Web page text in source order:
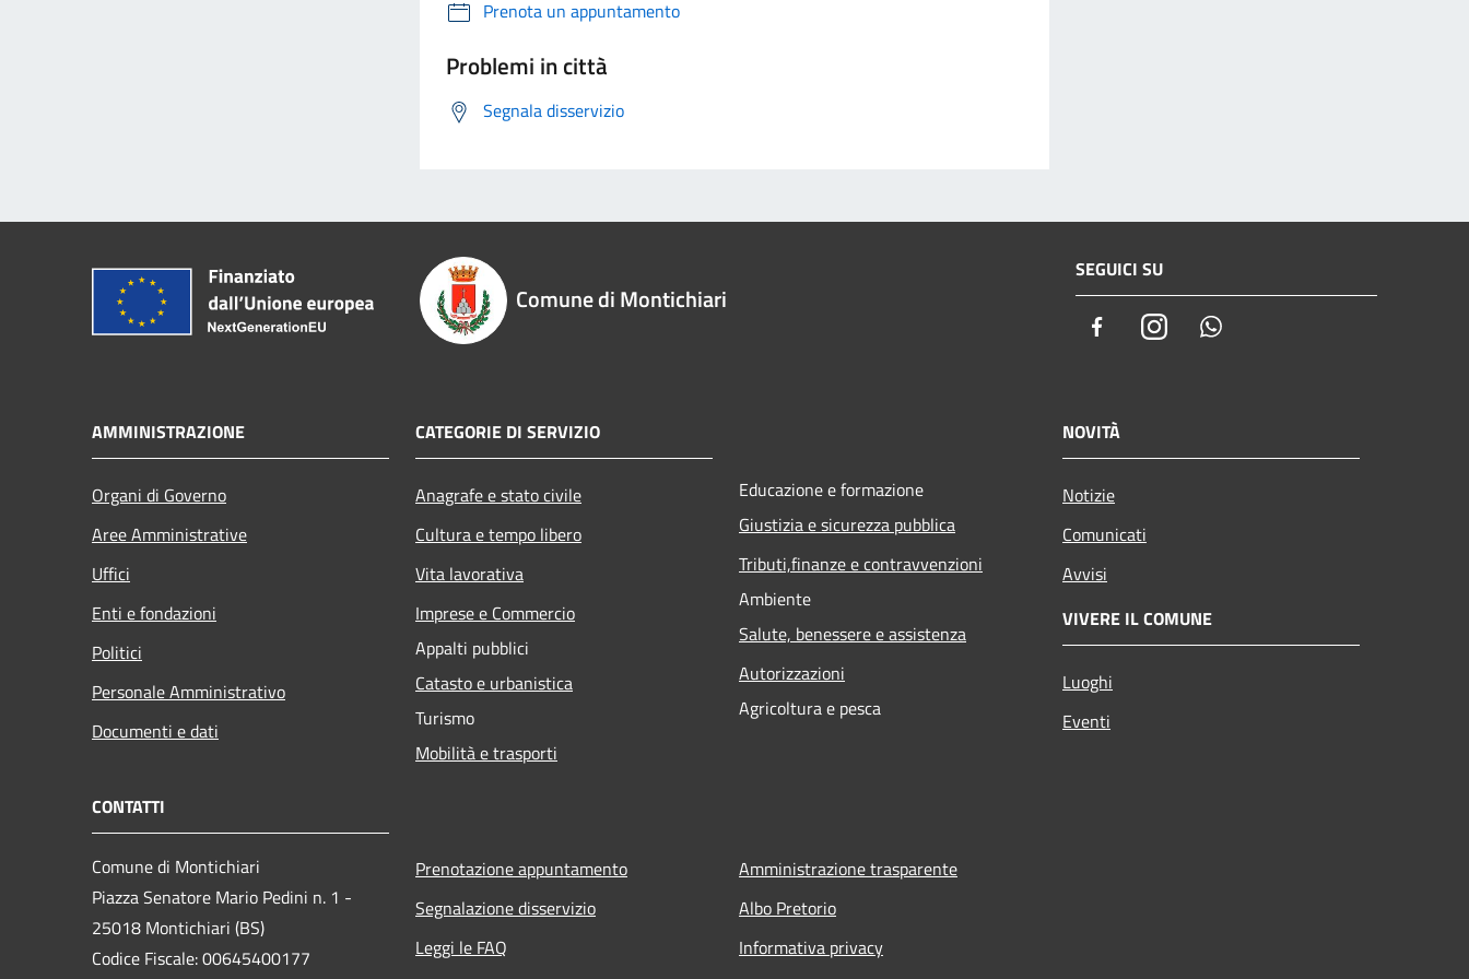
Prenota un appuntamento
Problemi in città
Segnala disservizio
Comune di Montichiari
SEGUICI SU
FacebookInstagram
AMMINISTRAZIONE
Organi di Governo
Aree Amministrative
Uffici
Enti e fondazioni
Politici
Personale Amministrativo
Documenti e dati
CATEGORIE DI SERVIZIO
Anagrafe e stato civile
Cultura e tempo libero
Vita lavorativa
Imprese e Commercio
Appalti pubblici
Catasto e urbanistica
Turismo
Mobilità e trasporti
Educazione e formazione
Giustizia e sicurezza pubblica
Tributi,finanze e contravvenzioni
Ambiente
Salute, benessere e assistenza
Autorizzazioni
Agricoltura e pesca
NOVITÀ
Notizie
Comunicati
Avvisi
VIVERE IL COMUNE
Luoghi
Eventi
CONTATTI
Comune di Montichiari
Piazza Senatore Mario Pedini n. 1 -
25018 Montichiari (BS)
Codice Fiscale: 00645400177
Prenotazione appuntamento
Segnalazione disservizio
Leggi le FAQ
Amministrazione trasparente
Albo Pretorio
Informativa privacy